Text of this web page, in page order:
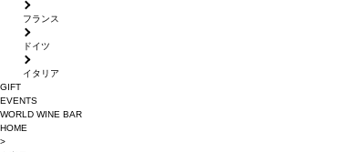
フランス
ドイツ
イタリア
GIFT
EVENTS
WORLD WINE BAR
HOME
>